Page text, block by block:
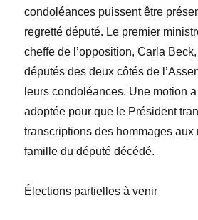
condoléances puissent être
regretté député. Le premier
cheffe de l’opposition,Carla Beck,
députés des deux côtés de
leurs condoléances. Une motion
adoptée pour que le Président
transcriptions des hommages aux
famille du député décédé.
Élections partielles à venir